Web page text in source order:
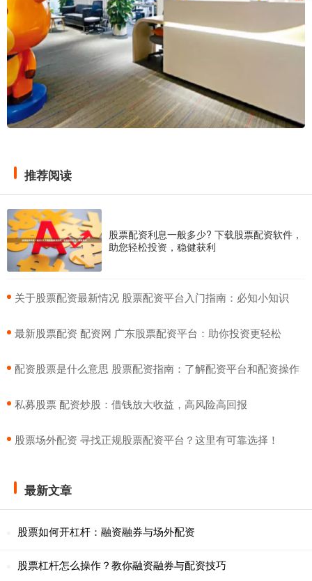
推荐阅读
股票配资利息一般多少? 下载股票配资软件，
助您轻松投资，稳健获利
​关于股票配资最新情况 股票配资平台入门指南：必知小知识
​最新股票配资 配资网 广东股票配资平台：助你投资更轻松
​配资股票是什么意思 股票配资指南：了解配资平台和配资操作
​私募股票 配资炒股：借钱放大收益，高风险高回报
​股票场外配资 寻找正规股票配资平台？这里有可靠选择！
最新文章
股票如何开杠杆：融资融券与场外配资
股票杠杆怎么操作？教你融资融券与配资技巧